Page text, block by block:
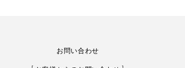
お問い合わせ